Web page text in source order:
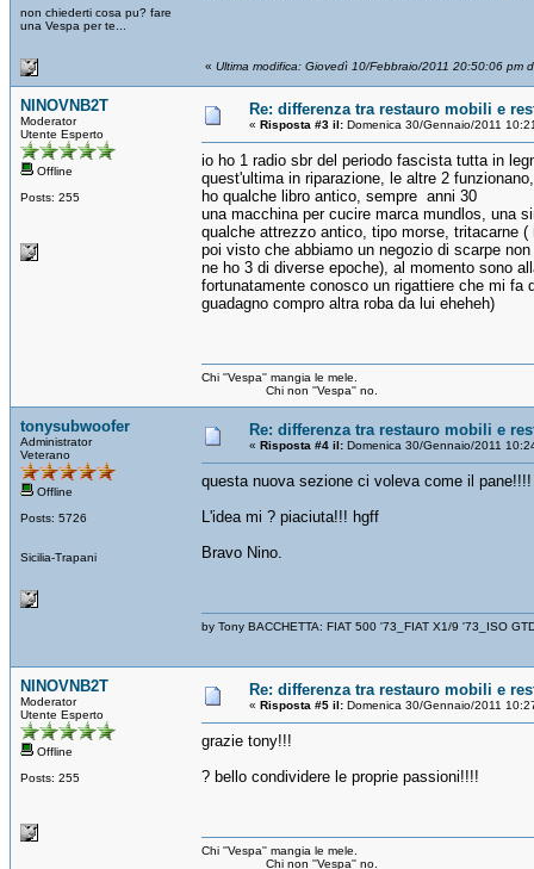
non chiederti cosa pu? fare
una Vespa per te...
« Ultima modifica: Giovedì 10/Febbraio/2011 20:50:06 pm
NINOVNB2T
Moderator
Utente Esperto
Offline
Posts: 255
Re: differenza tra restauro mobili e
« Risposta #3 il: Domenica 30/Gennaio/2011
io ho 1 radio sbr del periodo fascista tutta in
quest'ultima in riparazione, le altre 2
ho qualche libro antico, sempre anni 30
una macchina per cucire marca mundlos, una
qualche attrezzo antico, tipo morse, tritacarne (
poi visto che abbiamo un negozio di scarpe
ne ho 3 di diverse epoche), al momento sono
fortunatamente conosco un rigattiere che mi
guadagno compro altra roba da lui eheheh)
Chi ''Vespa'' mangia le mele.
Chi non ''Vespa'' no.
tonysubwoofer
Administrator
Veterano
Offline
Posts: 5726
Sicilia-Trapani
Re: differenza tra restauro mobili e
« Risposta #4 il: Domenica 30/Gennaio/2011
questa nuova sezione ci voleva come il pane!!!!
L'idea mi ? piaciuta!!! hgff
Bravo Nino.
by Tony BACCHETTA: FIAT 500 '73_FIAT X1/9 '73_ISO
NINOVNB2T
Moderator
Utente Esperto
Offline
Posts: 255
Re: differenza tra restauro mobili e
« Risposta #5 il: Domenica 30/Gennaio/2011
grazie tony!!!
? bello condividere le proprie passioni!!!!
Chi ''Vespa'' mangia le mele.
Chi non ''Vespa'' no.